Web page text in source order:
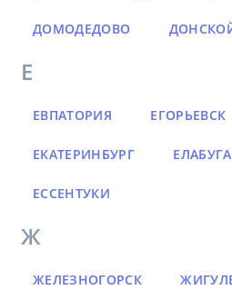
ДОМОДЕДОВО
Е
ЕВПАТОРИЯ ЕГОРЬЕВСК
ЕКАТЕРИНБУРГ ЕЛАБУГА
ЕССЕНТУКИ
Ж
ЖЕЛЕЗНОГОРСК